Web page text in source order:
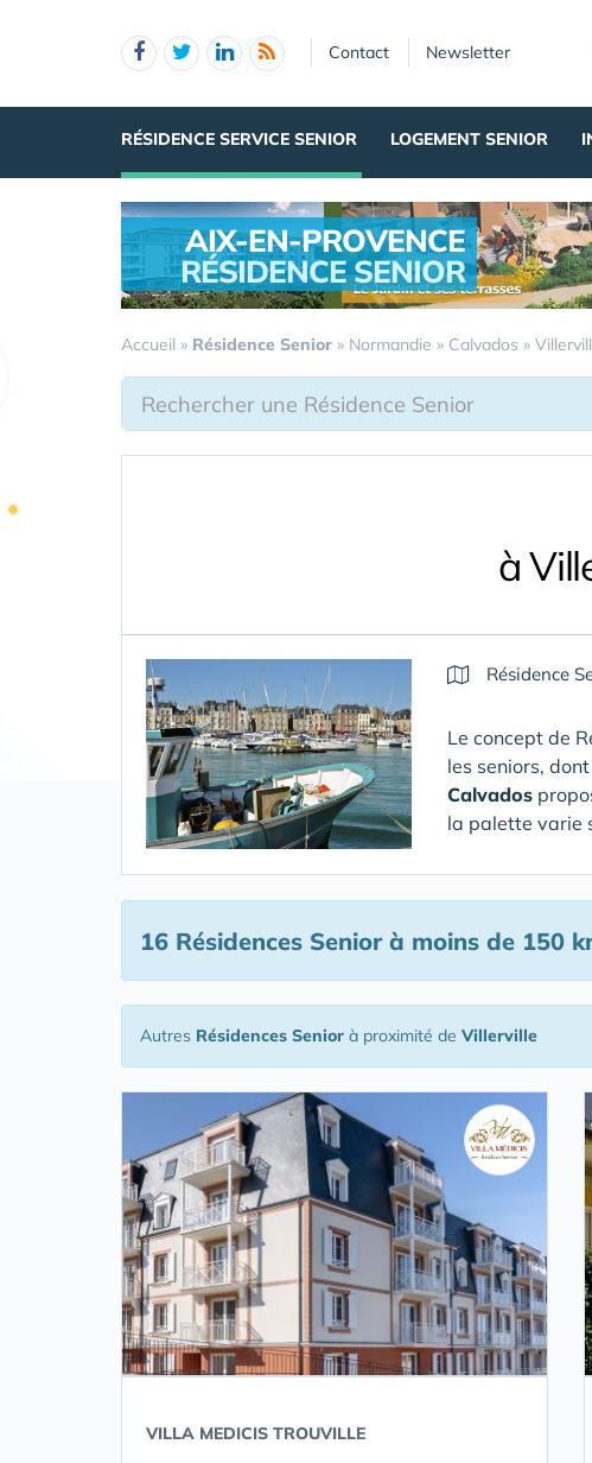
Contact Newsletter
RÉSIDENCE SERVICE SENIOR LOGEMENT SENIOR
AIX-EN-PROVENCE
RÉSIDENCE SENIOR
Accueil » Résidence Senior » Normandie » Calvados »
à
Résidence
Le concept de
les seniors,
Calvados
la palette varie
16 Résidences Seniorà moins de 150
Autres Résidences Senior à proximité de Villerville
VILLA MEDICIS TROUVILLE